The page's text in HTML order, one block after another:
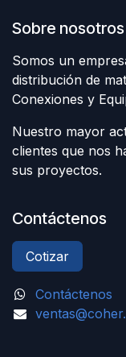
Sobre nosotros
Somos un
distribución de
Conexiones y
Nuestro mayor
clientes que nos
sus proyectos.
Contáctenos
Cotizar
Contáctenos